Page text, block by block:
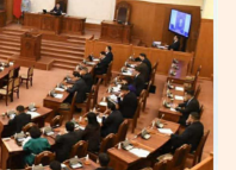
Нэвтрэх
ҮНДЭСНИЙ
МЭДЭЭЛЛИЙН
ТӨВ
ВИДЕО
ZUUNII
MEDEE
WEEKLY